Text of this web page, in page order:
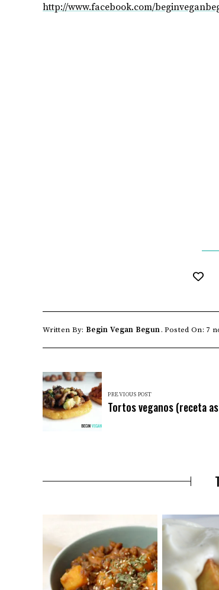
http://www.facebook.com/
Written By: Begin Vegan Begun Posted On: 7
PREVIOUS POST
Tortos veganos (receta